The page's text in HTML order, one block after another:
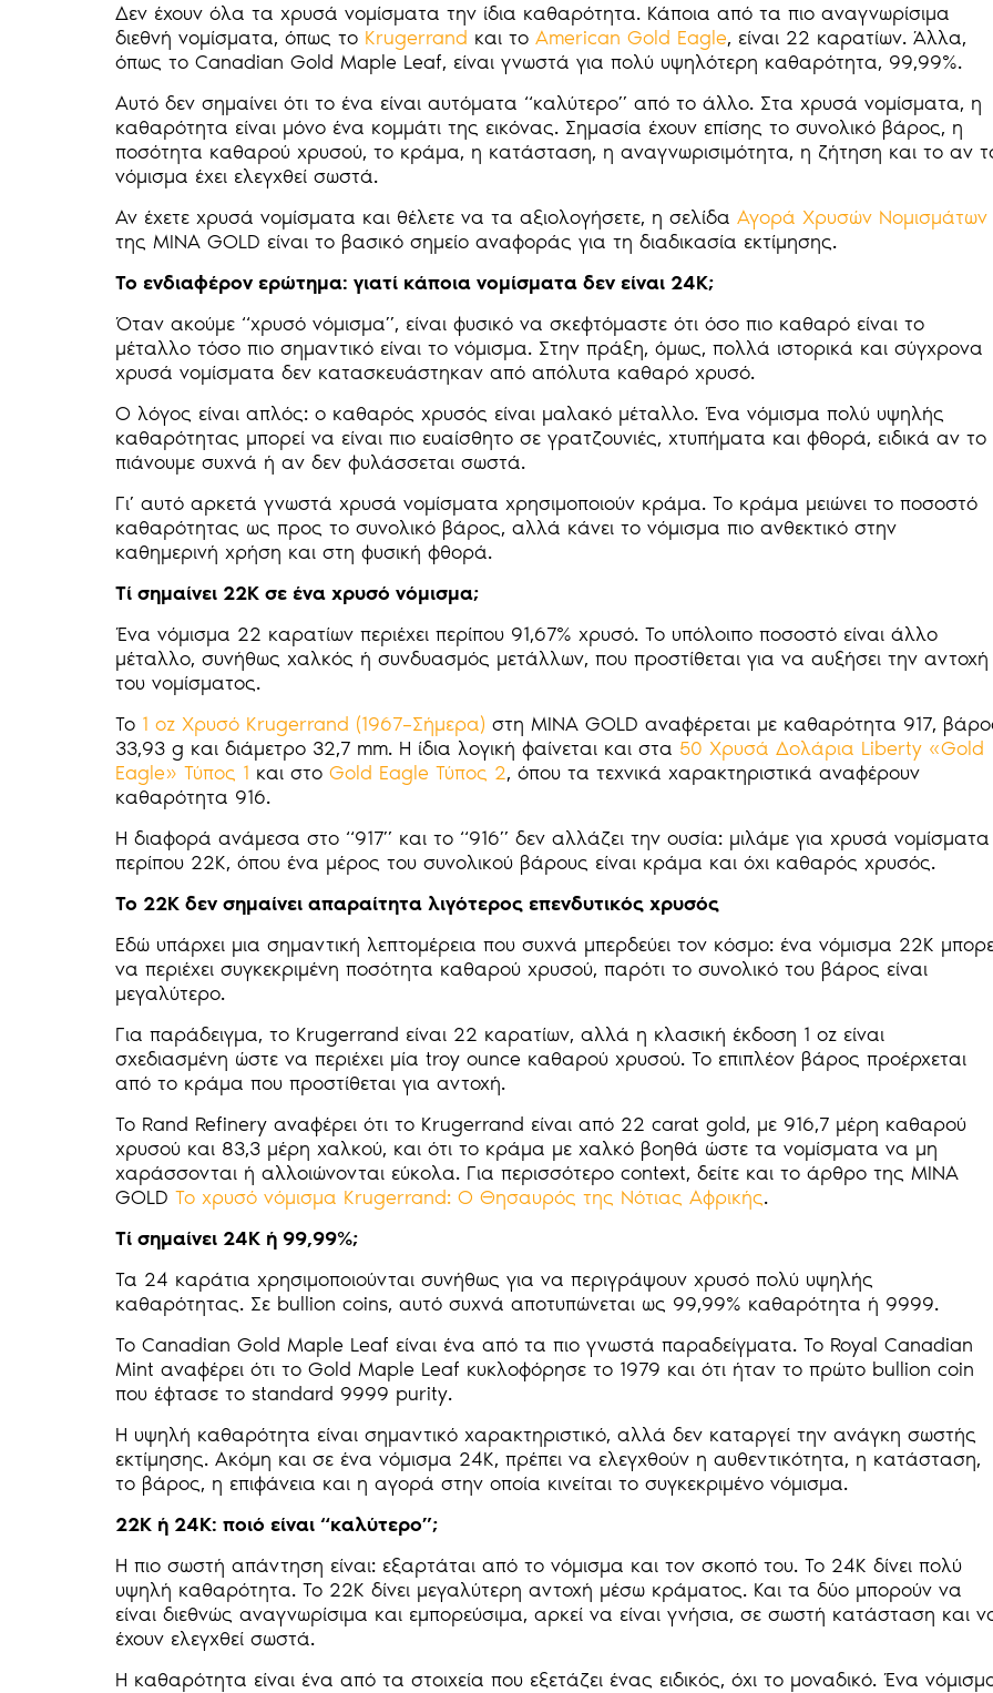
Δεν έχουν όλα τα χρυσά νομίσματα την ίδια καθαρότητα. Κάποια από τα πιο αναγνωρίσιμα
διεθνή νομίσματα, όπως το Krugerrand και το American Gold Eagle, είναι 22 καρατίων. Άλλα,
όπως το Canadian Gold Maple Leaf, είναι γνωστά για πολύ υψηλότερη καθαρότητα, 99,99%.
Αυτό δεν σημαίνει ότι το ένα είναι αυτόματα “καλύτερο” από το άλλο. Στα χρυσά νομίσματα, η
καθαρότητα είναι μόνο ένα κομμάτι της εικόνας. Σημασία έχουν επίσης το συνολικό βάρος, η
ποσότητα καθαρού χρυσού, το κράμα, η κατάσταση, η αναγνωρισιμότητα, η ζήτηση και το αν
νόμισμα έχει ελεγχθεί σωστά.
Αν έχετε χρυσά νομίσματα και θέλετε να τα αξιολογήσετε, η σελίδα Αγορά Χρυσών Νομισμάτων
της MINA GOLD είναι το βασικό σημείο αναφοράς για τη διαδικασία εκτίμησης.
Το ενδιαφέρον ερώτημα: γιατί κάποια νομίσματα δεν είναι 24Κ;
Όταν ακούμε “χρυσό νόμισμα”, είναι φυσικό να σκεφτόμαστε ότι όσο πιο καθαρό είναι το
μέταλλο τόσο πιο σημαντικό είναι το νόμισμα. Στην πράξη, όμως, πολλά ιστορικά και σύγχρονα
χρυσά νομίσματα δεν κατασκευάστηκαν από απόλυτα καθαρό χρυσό.
Ο λόγος είναι απλός: ο καθαρός χρυσός είναι μαλακό μέταλλο. Ένα νόμισμα πολύ υψηλής
καθαρότητας μπορεί να είναι πιο ευαίσθητο σε γρατζουνιές, χτυπήματα και φθορά, ειδικά αν το
πιάνουμε συχνά ή αν δεν φυλάσσεται σωστά.
Γι’ αυτό αρκετά γνωστά χρυσά νομίσματα χρησιμοποιούν κράμα. Το κράμα μειώνει το ποσοστό
καθαρότητας ως προς το συνολικό βάρος, αλλά κάνει το νόμισμα πιο ανθεκτικό στην
καθημερινή χρήση και στη φυσική φθορά.
Τί σημαίνει 22K σε ένα χρυσό νόμισμα;
Ένα νόμισμα 22 καρατίων περιέχει περίπου 91,67% χρυσό. Το υπόλοιπο ποσοστό είναι άλλο
μέταλλο, συνήθως χαλκός ή συνδυασμός μετάλλων, που προστίθεται για να αυξήσει την αντοχή
του νομίσματος.
Το 1 oz Χρυσό Krugerrand (1967–Σήμερα) στη MINA GOLD αναφέρεται με καθαρότητα 917,
33,93 g και διάμετρο 32,7 mm. Η ίδια λογική φαίνεται και στα 50 Χρυσά Δολάρια Liberty «Gold
Eagle» Τύπος 1 και στο Gold Eagle Τύπος 2, όπου τα τεχνικά χαρακτηριστικά αναφέρουν
καθαρότητα 916.
Η διαφορά ανάμεσα στο “917” και το “916” δεν αλλάζει την ουσία: μιλάμε για χρυσά νομίσματα
περίπου 22Κ, όπου ένα μέρος του συνολικού βάρους είναι κράμα και όχι καθαρός χρυσός.
Το 22K δεν σημαίνει απαραίτητα λιγότερος επενδυτικός χρυσός
Εδώ υπάρχει μια σημαντική λεπτομέρεια που συχνά μπερδεύει τον κόσμο: ένα νόμισμα 22Κ
να περιέχει συγκεκριμένη ποσότητα καθαρού χρυσού, παρότι το συνολικό του βάρος είναι
μεγαλύτερο.
Για παράδειγμα, το Krugerrand είναι 22 καρατίων, αλλά η κλασική έκδοση 1 oz είναι
σχεδιασμένη ώστε να περιέχει μία troy ounce καθαρού χρυσού. Το επιπλέον βάρος προέρχεται
από το κράμα που προστίθεται για αντοχή.
Το Rand Refinery αναφέρει ότι το Krugerrand είναι από 22 carat gold, με 916,7 μέρη καθαρού
χρυσού και 83,3 μέρη χαλκού, και ότι το κράμα με χαλκό βοηθά ώστε τα νομίσματα να μη
χαράσσονται ή αλλοιώνονται εύκολα. Για περισσότερο context, δείτε και το άρθρο της MINA
GOLD Το χρυσό νόμισμα Krugerrand: Ο Θησαυρός της Νότιας Αφρικής.
Τί σημαίνει 24K ή 99,99%;
Τα 24 καράτια χρησιμοποιούνται συνήθως για να περιγράψουν χρυσό πολύ υψηλής
καθαρότητας. Σε bullion coins, αυτό συχνά αποτυπώνεται ως 99,99% καθαρότητα ή 9999.
Το Canadian Gold Maple Leaf είναι ένα από τα πιο γνωστά παραδείγματα. Το Royal Canadian
Mint αναφέρει ότι το Gold Maple Leaf κυκλοφόρησε το 1979 και ότι ήταν το πρώτο bullion coin
που έφτασε το standard 9999 purity.
Η υψηλή καθαρότητα είναι σημαντικό χαρακτηριστικό, αλλά δεν καταργεί την ανάγκη σωστής
εκτίμησης. Ακόμη και σε ένα νόμισμα 24Κ, πρέπει να ελεγχθούν η αυθεντικότητα, η κατάσταση,
το βάρος, η επιφάνεια και η αγορά στην οποία κινείται το συγκεκριμένο νόμισμα.
22K ή 24K: ποιό είναι “καλύτερο”;
Η πιο σωστή απάντηση είναι: εξαρτάται από το νόμισμα και τον σκοπό του. Το 24K δίνει πολύ
υψηλή καθαρότητα. Το 22K δίνει μεγαλύτερη αντοχή μέσω κράματος. Και τα δύο μπορούν να
είναι διεθνώς αναγνωρίσιμα και εμπορεύσιμα, αρκεί να είναι γνήσια, σε σωστή κατάσταση και
έχουν ελεγχθεί σωστά.
Η καθαρότητα είναι ένα από τα στοιχεία που εξετάζει ένας ειδικός, όχι το μοναδικό. Ένα